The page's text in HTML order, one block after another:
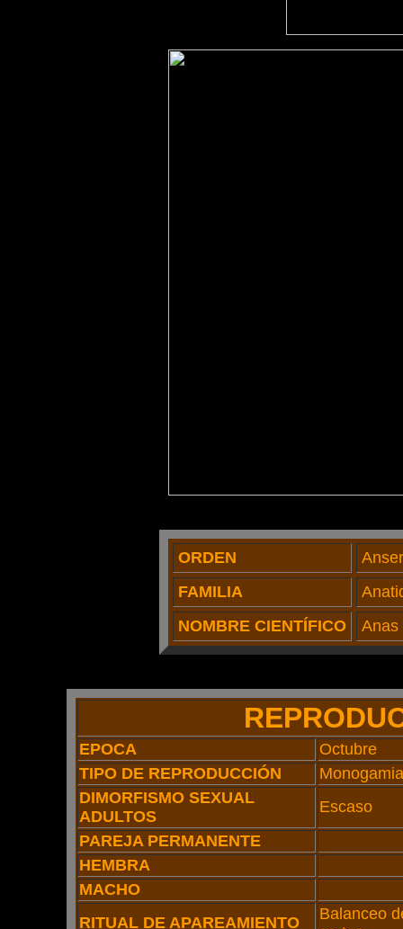
ORDEN
FAMILIA
NOMBRE CIENTÍFICO
Anas
EPOCA
Octubre
TIPO DE REPRODUCCIÓN
Monogamia
DIMORFISMO SEXUAL
ADULTOS
Escaso
PAREJA PERMANENTE
HEMBRA
MACHO
RITUAL DE APAREAMIENTO
Balanceo